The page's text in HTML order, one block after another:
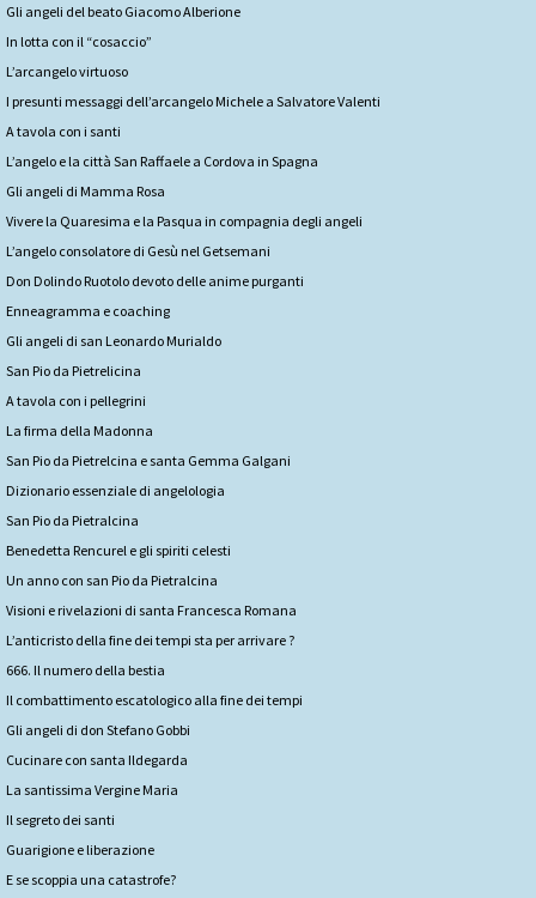
Gli angeli del beato Giacomo Alberione
In lotta con il “cosaccio”
L’arcangelo virtuoso
I presunti messaggi dell’arcangelo Michele a Salvatore Valenti
A tavola con i santi
L’angelo e la città San Raffaele a Cordova in Spagna
Gli angeli di Mamma Rosa
Vivere la Quaresima e la Pasqua in compagnia degli angeli
L’angelo consolatore di Gesù nel Getsemani
Don Dolindo Ruotolo devoto delle anime purganti
Enneagramma e coaching
Gli angeli di san Leonardo Murialdo
San Pio da Pietrelicina
A tavola con i pellegrini
La firma della Madonna
San Pio da Pietrelcina e santa Gemma Galgani
Dizionario essenziale di angelologia
San Pio da Pietralcina
Benedetta Rencurel e gli spiriti celesti
Un anno con san Pio da Pietralcina
Visioni e rivelazioni di santa Francesca Romana
L’anticristo della fine dei tempi sta per arrivare ?
666. Il numero della bestia
Il combattimento escatologico alla fine dei tempi
Gli angeli di don Stefano Gobbi
Cucinare con santa Ildegarda
La santissima Vergine Maria
Il segreto dei santi
Guarigione e liberazione
E se scoppia una catastrofe?